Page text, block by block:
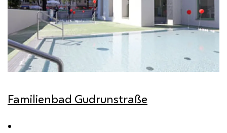
Familienbad Gudrunstraße